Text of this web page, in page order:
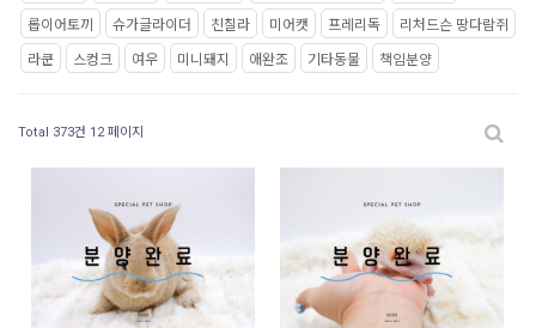
롭이어토끼 슈가글라이더 친칠라 미어캣 프레리독 리처드슨 땅다람쥐
라쿤 스컹크 여우 미니돼지 애완조 기타동물 책임분양
Total 373건 12 페이지